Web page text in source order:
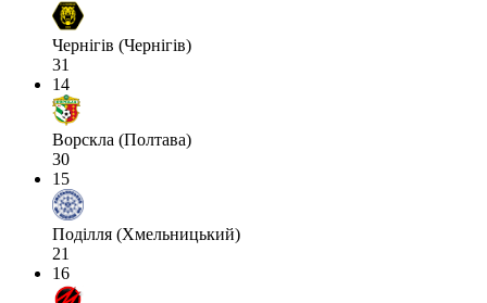
Чернігів (Чернігів)
31
14
Ворскла (Полтава)
30
15
Поділля (Хмельницький)
21
16